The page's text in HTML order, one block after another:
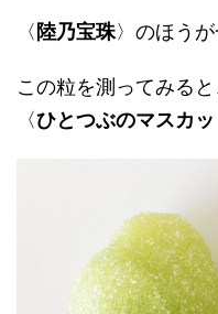
〈陸乃宝珠〉のほう
この粒を測ってみると
〈ひとつぶのマスカッ